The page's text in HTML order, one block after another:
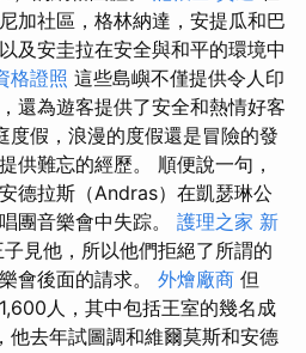
加社區，格林納達，安提瓜和巴
及安圭拉在安全與和平的環境中
格證照 這些島嶼不僅提供令人印
還為遊客提供了安全和熱情好客
度假，浪漫的度假還是冒險的發
供難忘的經歷。 順便說一句，
德拉斯（Andras）在凱瑟琳公
團音樂會中失踪。 護理之家 新
見他，所以他們拒絕了所謂的
會後面的請求。 外燴廠商 但
人，其中包括王室的幾名成
他去年試圖調和維爾莫斯和安德